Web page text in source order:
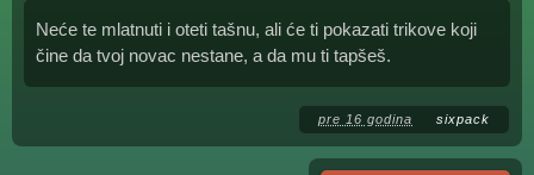
Neće te mlatnuti i oteti tašnu, ali će ti pokazati trikove koji
čine da tvoj novac nestane, a da mu ti tapšeš.
pre 16 godina sixpack